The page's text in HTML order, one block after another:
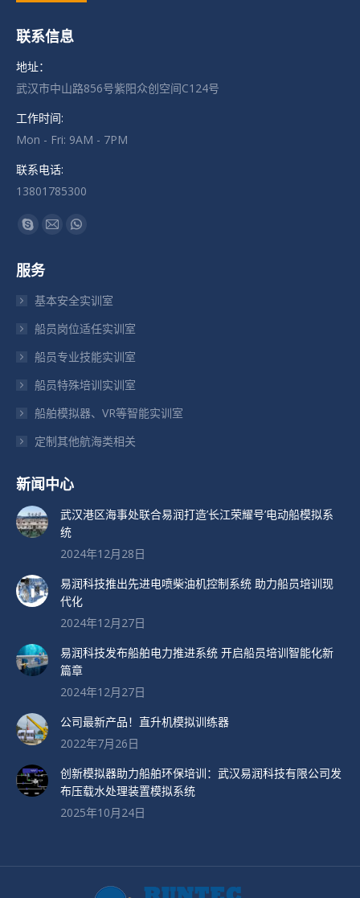
联系信息
地址：
武汉市中山路856号紫阳众创空间C124号
工作时间:
Mon - Fri: 9AM - 7PM
联系电话:
13801785300
找到我们：
Skype
在
新
口
中
打
Mail
新
口
中
打
Whatsapp
新
口
中
打
服务
基本安全实训室
船员岗位适任实训室
船员专业技能实训室
船员特殊培训实训室
船舶模拟器、VR等智能实训室
定制其他航海类相关
新闻中心
武汉港区海事处联合易润打造’长江荣耀号’电动船模拟系
统
2024年12月28日
易润科技推出先进电喷柴油机控制系统 助力船员培训现
代化
2024年12月27日
易润科技发布船舶电力推进系统 开启船员培训智能化新
篇章
2024年12月27日
公司最新产品！直升机模拟训练器
2022年7月26日
创新模拟器助力船舶环保培训：武汉易润科技有限公司发
布压载水处理装置模拟系统
2025年10月24日